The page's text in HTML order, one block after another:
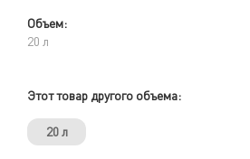
Объем:
20 л
Этот товар другого объема:
20 л